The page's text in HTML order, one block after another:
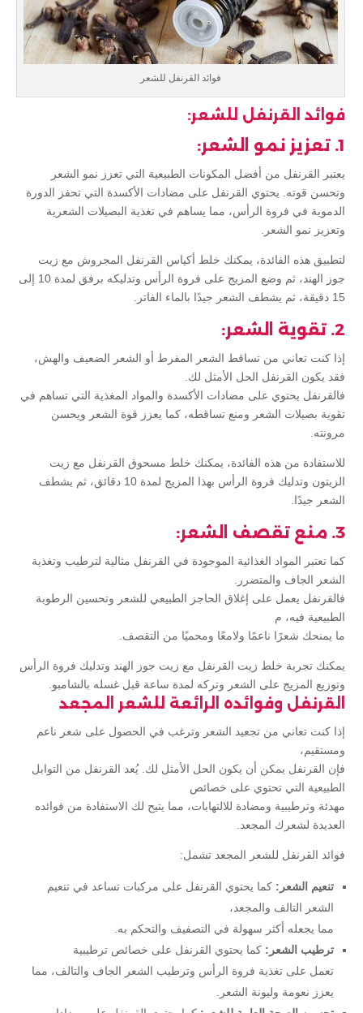
فوائد القرنفل للشعر
فوائد القرنفل للشعر:
1. تعزيز نمو الشعر:
يعتبر القرنفل من أفضل المكونات الطبيعية التي تعزز نمو الشعر
وتحسن قوته. يحتوي القرنفل على مضادات الأكسدة التي تحفز الدورة
الدموية في فروة الرأس، مما يساهم في تغذية البصيلات الشعرية
وتعزيز نمو الشعر.
لتطبيق هذه الفائدة، يمكنك خلط أكياس القرنفل المجروش مع زيت
جوز الهند، ثم وضع المزيج على فروة الرأس وتدليكه برفق لمدة 10 إلى
15 دقيقة، ثم يشطف الشعر جيدًا بالماء الفاتر.
2. تقوية الشعر:
إذا كنت تعاني من تساقط الشعر المفرط أو الشعر الضعيف والهش،
فقد يكون القرنفل الحل الأمثل لك.
فالقرنفل يحتوي على مضادات الأكسدة والمواد المغذية التي تساهم في
تقوية بصيلات الشعر ومنع تساقطه، كما يعزز قوة الشعر ويحسن
مرونته.
للاستفادة من هذه الفائدة، يمكنك خلط مسحوق القرنفل مع زيت
الزيتون وتدليك فروة الرأس بهذا المزيج لمدة 10 دقائق، ثم يشطف
الشعر جيدًا.
3. منع تقصف الشعر:
كما تعتبر المواد الغذائية الموجودة في القرنفل مثالية لترطيب وتغذية
الشعر الجاف والمتضرر.
فالقرنفل يعمل على إغلاق الحاجز الطبيعي للشعر وتحسين الرطوبة
الطبيعية فيه، م
ما يمنحك شعرًا ناعمًا ولامعًا ومحميًا من التقصف.
يمكنك تجربة خلط زيت القرنفل مع زيت جوز الهند وتدليك فروة الرأس
وتوزيع المزيج على الشعر وتركه لمدة ساعة قبل غسله بالشامبو.
القرنفل وفوائده الرائعة للشعر المجعد
إذا كنت تعاني من تجعيد الشعر وترغب في الحصول على شعر ناعم
ومستقيم،
فإن القرنفل يمكن أن يكون الحل الأمثل لك. يُعد القرنفل من التوابل
الطبيعية التي تحتوي على خصائص
مهدئة وترطيبية ومضادة للالتهابات، مما يتيح لك الاستفادة من فوائده
العديدة لشعرك المجعد.
فوائد القرنفل للشعر المجعد تشمل:
تنعيم الشعر: كما يحتوي القرنفل على مركبات تساعد في تنعيم
الشعر التالف والمجعد،
مما يجعله أكثر سهولة في التصفيف والتحكم به.
ترطيب الشعر: كما يحتوي القرنفل على خصائص ترطيبية
تعمل على تغذية فروة الرأس وترطيب الشعر الجاف والتالف، مما
يعزز نعومة وليونة الشعر.